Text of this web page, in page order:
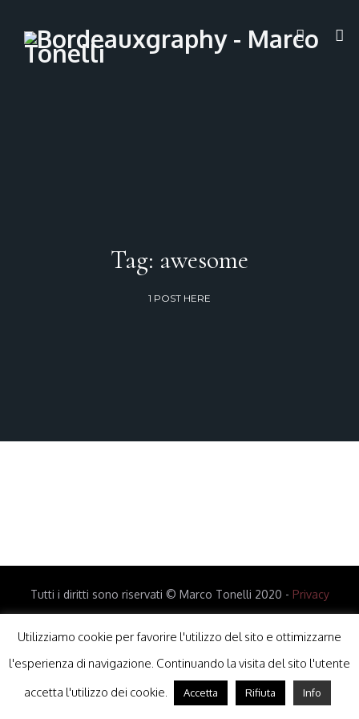
Tag: awesome
1 POST HERE
Tutti i diritti sono riservati © Marco Tonelli 2020 - Privacy
Utilizziamo cookie per favorire l'utilizzo del sito e ottimizzarne
l'esperienza di navigazione. Continuando la visita del sito l'utente
accetta l'utilizzo dei cookie.
Accetta Rifiuta Info